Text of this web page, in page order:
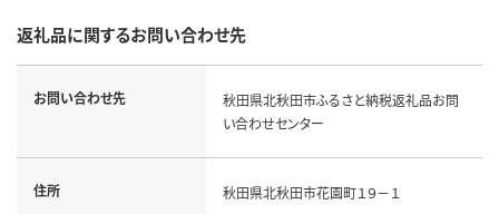
返礼品に関するお問い合わせ先
お問い合わせ先
秋田県北秋田市ふるさと納税返礼品お問
い合わせセンター
住所 秋田県北秋田市花園町１９－１